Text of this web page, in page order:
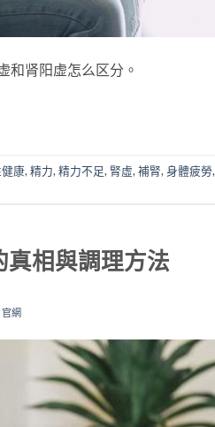
和肾阳虚怎么区分。
康, 精力, 精力不足, 腎虛, 補腎, 身體疲勞,
相與調理方法
網